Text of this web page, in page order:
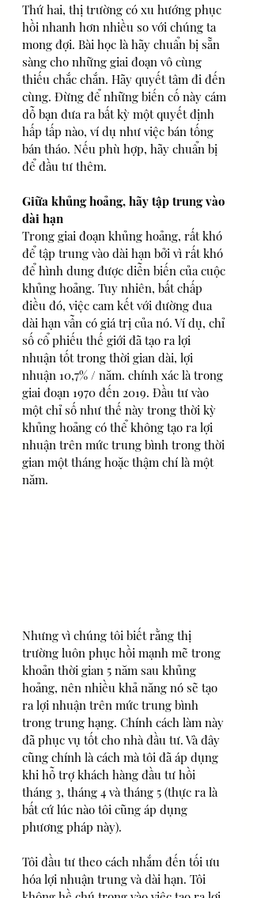
Thứ hai, thị trường có xu hướng phục
hồi nhanh hơn nhiều so với chúng ta
mong đợi. Bài học là hãy chuẩn bị sẵn
sàng cho những giai đoạn vô cùng
thiếu chắc chắn. Hãy quyết tâm đi đến
cùng. Đừng để những biến cố này cám
dỗ bạn đưa ra bất kỳ một quyết định
hấp tấp nào, ví dụ như việc bán tống
bán tháo. Nếu phù hợp, hãy chuẩn bị
để đầu tư thêm.
Giữa khủng hoảng, hãy tập trung vào
dài hạn
Trong giai đoạn khủng hoảng, rất khó
để tập trung vào dài hạn bởi vì rất khó
để hình dung được diễn biến của cuộc
khủng hoảng. Tuy nhiên, bất chấp
điều đó, việc cam kết với đường đua
dài hạn vẫn có giá trị của nó. Ví dụ, chỉ
số cổ phiếu thế giới đã tạo ra lợi
nhuận tốt trong thời gian dài, lợi
nhuận 10,7% / năm. chính xác là trong
giai đoạn 1970 đến 2019. Đầu tư vào
một chỉ số như thế này trong thời kỳ
khủng hoảng có thể không tạo ra lợi
nhuận trên mức trung bình trong thời
gian một tháng hoặc thậm chí là một
năm.
Nhưng vì chúng tôi biết rằng thị
trường luôn phục hồi mạnh mẽ trong
khoản thời gian 5 năm sau khủng
hoảng, nên nhiều khả năng nó sẽ tạo
ra lợi nhuận trên mức trung bình
trong trung hạng. Chính cách làm này
đã phục vụ tốt cho nhà đầu tư. Và đây
cũng chính là cách mà tôi đã áp dụng
khi hỗ trợ khách hàng đầu tư hồi
tháng 3, tháng 4 và tháng 5 (thực ra là
bất cứ lúc nào tôi cũng áp dụng
phương pháp này).
Tôi đầu tư theo cách nhắm đến tối ưu
hóa lợi nhuận trung và dài hạn. Tôi